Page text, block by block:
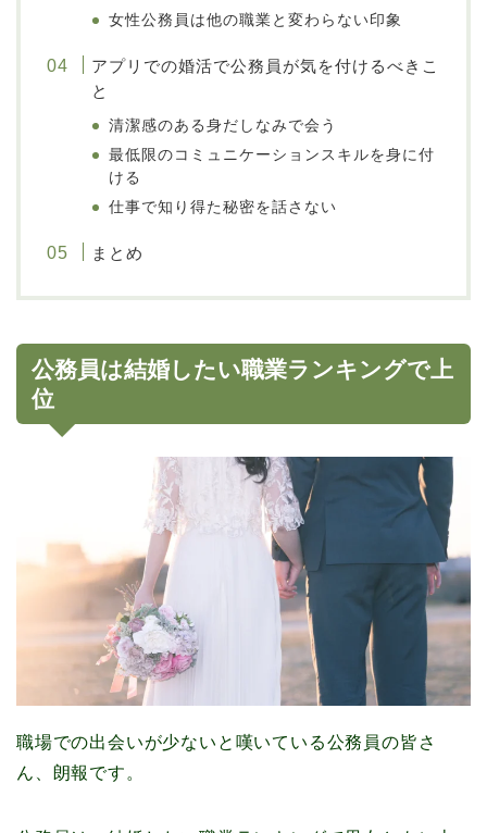
女性公務員は他の職業と変わらない印象
アプリでの婚活で公務員が気を付けるべきこ
と
清潔感のある身だしなみで会う
最低限のコミュニケーションスキルを身に付
ける
仕事で知り得た秘密を話さない
まとめ
公務員は結婚したい職業ランキングで上
位
職場での出会いが少ないと嘆いている公務員の皆さ
ん、朗報です。